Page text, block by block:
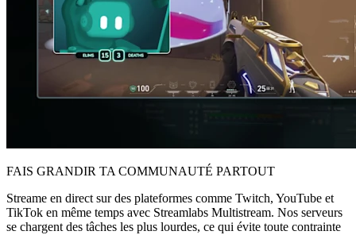
FAIS GRANDIR TA COMMUNAUTÉ PARTOUT
Streame en direct sur des plateformes comme Twitch, YouTube et
TikTok en même temps avec Streamlabs Multistream. Nos serveurs
se chargent des tâches les plus lourdes, ce qui évite toute contrainte